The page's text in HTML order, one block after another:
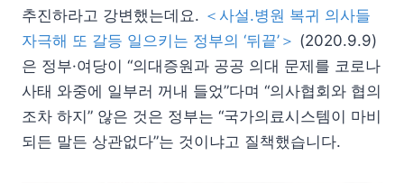
추진하라고 강변했는데요. ＜사설.병원 복귀 의사들
자극해 또 갈등 일으키는 정부의 ‘뒤끝’＞ (2020.9.9)
은 정부·여당이 “의대증원과 공공 의대 문제를 코로나
사태 와중에 일부러 꺼내 들었”다며 “의사협회와 협의
조차 하지” 않은 것은 정부는 “국가의료시스템이 마비
되든 말든 상관없다”는 것이냐고 질책했습니다.